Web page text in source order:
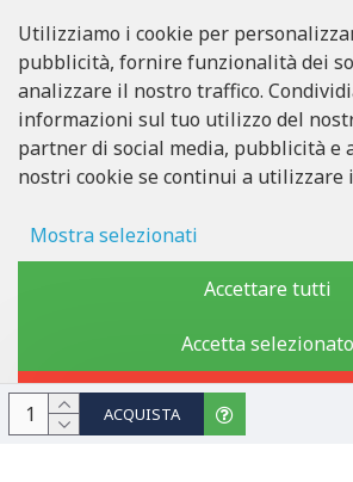
ACQUISTA
INFO@LUKONS.COM
DETTAGLI DELLA
RITONE SIA
Partita IVA LV40103717618
Copyright © 2019 - 2026, lukons.com,
Utilizziamo i cookie per
pubblicità, fornire funzionalità dei
analizzare il nostro traffico.
informazioni sul tuo utilizzo del
partner di social media, pubblicità e
nostri cookie se continui a utilizzare
Mostra selezionati
Archiviazione degli annunci
Personalizzazione pubblicitaria
Accettare tutti
Accetta selezionato
Rifiutare